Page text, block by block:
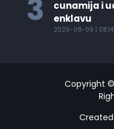
3
cunamija i
enklavu
2026-08-09 | 08:14
Copyright ©